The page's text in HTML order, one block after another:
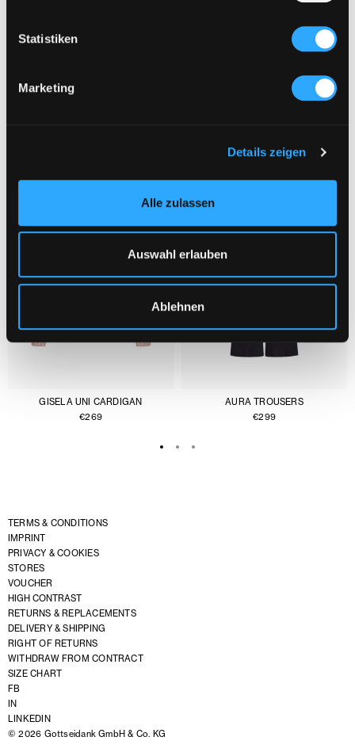
Statistiken
Marketing
Details zeigen
Alle zulassen
Auswahl erlauben
Ablehnen
GISELA UNI CARDIGAN
€269
AURA TROUSERS
€299
TERMS & CONDITIONS
IMPRINT
PRIVACY & COOKIES
STORES
VOUCHER
HIGH CONTRAST
RETURNS & REPLACEMENTS
DELIVERY & SHIPPING
RIGHT OF RETURNS
WITHDRAW FROM CONTRACT
SIZE CHART
FB
IN
LINKEDIN
© 2026 Gottseidank GmbH & Co. KG